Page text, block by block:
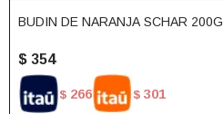
BUDIN DE NARANJA SCHAR 200G
$ 354
$ 266 $ 301